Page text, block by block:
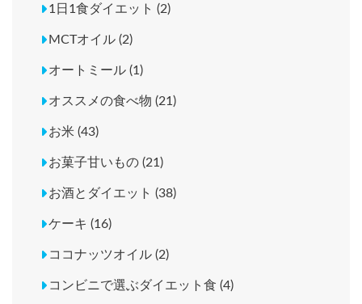
1日1食ダイエット (2)
MCTオイル (2)
オートミール (1)
オススメの食べ物 (21)
お米 (43)
お菓子甘いもの (21)
お酒とダイエット (38)
ケーキ (16)
ココナッツオイル (2)
コンビニで選ぶダイエット食 (4)